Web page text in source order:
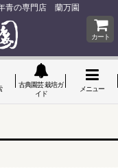
青の専門店 蘭万園
カート
古典園芸 栽培ガ
イド
メニュー